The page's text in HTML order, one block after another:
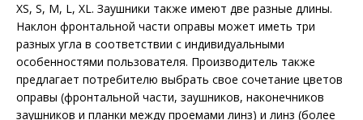
XS, S, M, L, XL. Заушники также имеют две разные длины.
Наклон фронтальной части оправы может иметь три
разных угла в соответствии с индивидуальными
особенностями пользователя. Производитель также
предлагает потребителю выбрать свое сочетание цветов
оправы (фронтальной части, заушников, наконечников
заушников и планки между проемами линз) и линз (более